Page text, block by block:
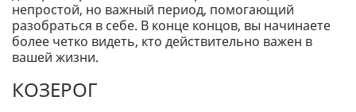
непростой, но важный период, помогающий
разобраться в себе. В конце концов, вы начинаете
более четко видеть, кто действительно важен в
вашей жизни.
КОЗЕРОГ